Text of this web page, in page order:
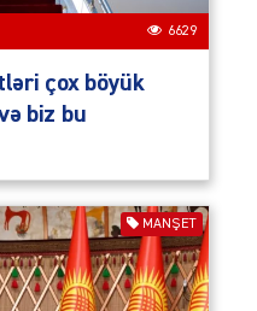
6629
çox böyük
biz bu
MANŞET